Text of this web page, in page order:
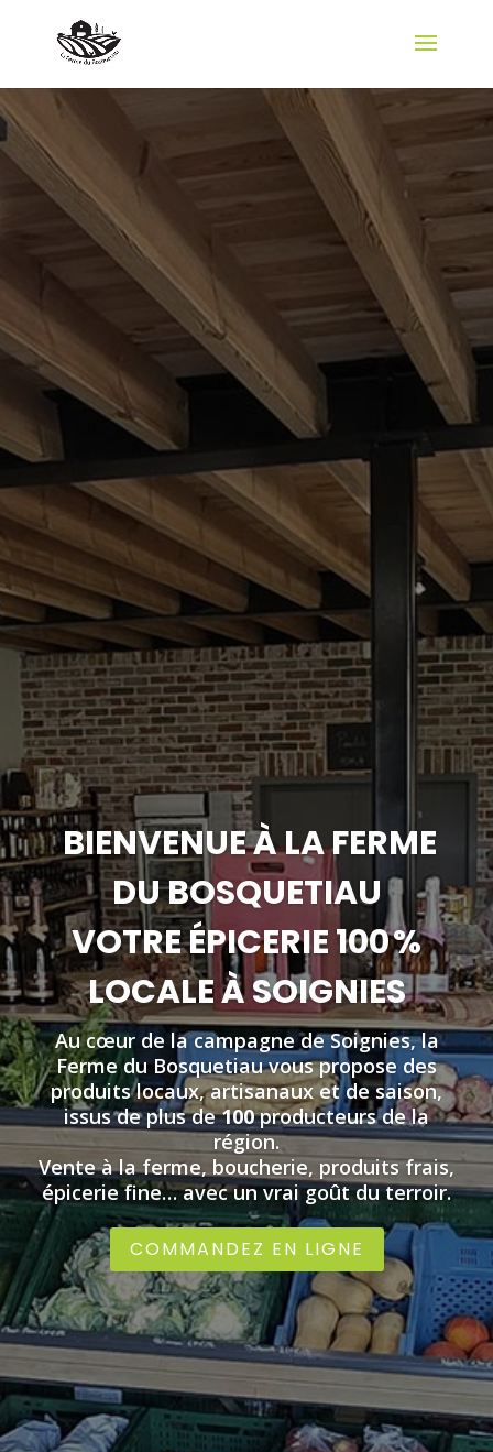
BIENVENUE À LA FERME
DU BOSQUETIAU
VOTRE ÉPICERIE 100 %
LOCALE À SOIGNIES
Au cœur de la campagne de Soignies, la
Ferme du Bosquetiau vous propose des
produits locaux, artisanaux et de saison,
issus de plus de100producteurs de la
région.
Vente à la ferme, boucherie, produits frais,
épicerie fine… avec un vrai goût du terroir.
COMMANDEZ EN LIGNE